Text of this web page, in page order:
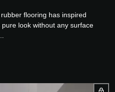
flooring has inspired
look without any surface